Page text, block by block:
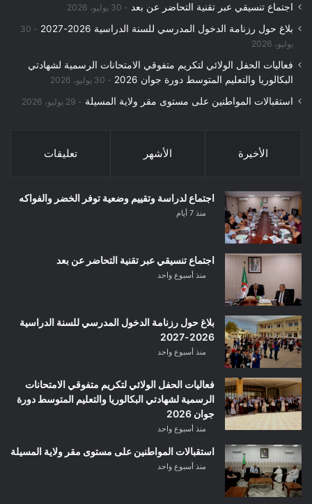
اجتماع تنسيقي عبر تقنية التحاضر عن بعد 30 يوليو، 2026
بلاغ حول رزنامة الدخول المدرسي للسنة الدراسية 2026-2027
30
يوليو، 2026
فعاليات الحفل الولائي لتكريم متفوقي الامتحانات الرسمية لشهادتي
البكالوريا والتعليم المتوسط دورة جوان 2026
30 يوليو، 2026
استقبالات المواطنين على مستوى مقر ولاية المسيلة 29 يوليو، 2026
الأخيرة الأشهر تعليقات
اجتماع لدراسة وتقييم وضعية توفر الخضر والفواكه
منذ 7 أيام
اجتماع تنسيقي عبر تقنية التحاضر عن بعد
منذ أسبوع واحد
بلاغ حول رزنامة الدخول المدرسي للسنة الدراسية
2026-2027
منذ أسبوع واحد
فعاليات الحفل الولائي لتكريم متفوقي الامتحانات
الرسمية لشهادتي البكالوريا والتعليم المتوسط دورة
جوان 2026
منذ أسبوع واحد
استقبالات المواطنين على مستوى مقر ولاية المسيلة
منذ أسبوع واحد